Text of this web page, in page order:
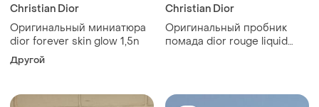
Christian Dior
Оригинальный миниатюра
dior forever skin glow 1,5n
Другой
Christian Dior
Оригинальный пробник
помада dior rouge liquid